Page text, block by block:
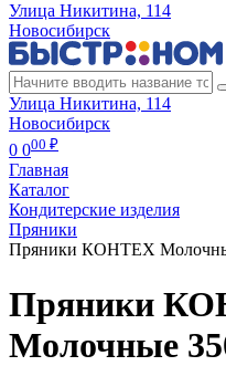
Улица Никитина, 114
Новосибирск
Улица Никитина, 114
Новосибирск
0 000 ₽
Главная
Каталог
Кондитерские изделия
Пряники
Пряники КОНТЕХ
Пряники
Молочные